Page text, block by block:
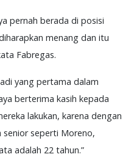
pernah berada di posisi
menang dan itu
Fabregas.
yang pertama dalam
berterima kasih kepada
lakukan, karena dengan
senior seperti Moreno,
adalah 22 tahun.”